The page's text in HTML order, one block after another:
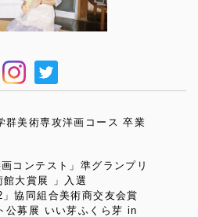
群美術専攻洋画コース 卒業
コンテスト」準グランプリ
大賞展 」入選
協同組合美術商交友会賞
公募展 いい芽ふくら芽 in